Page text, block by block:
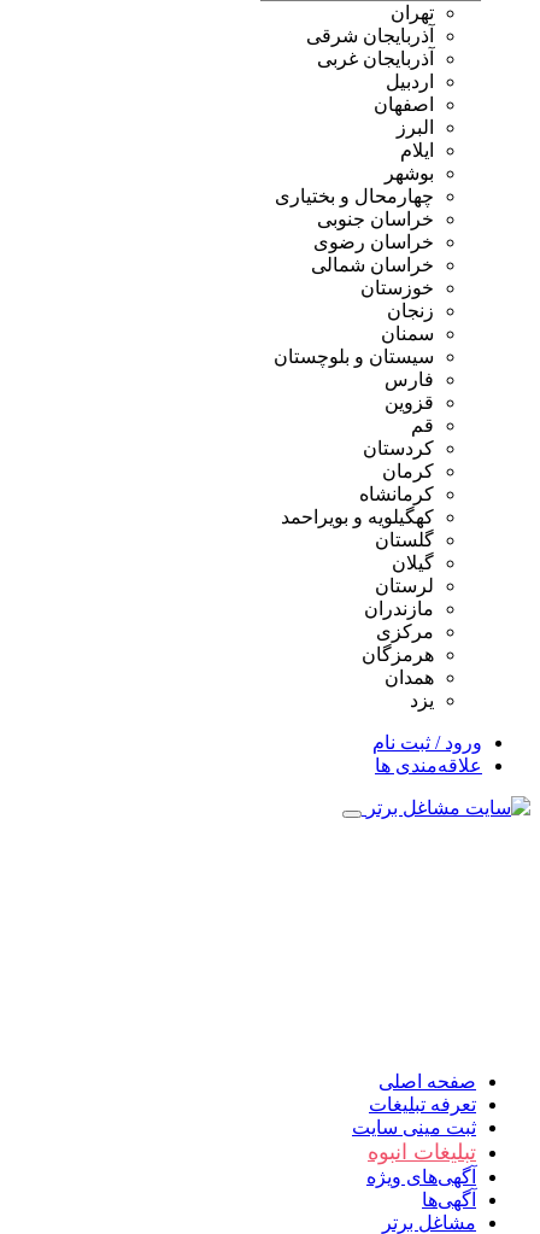
تهران
آذربایجان شرقی
آذربایجان غربی
اردبیل
اصفهان
البرز
ایلام
بوشهر
چهارمحال و بختیاری
خراسان جنوبی
خراسان رضوی
خراسان شمالی
خوزستان
زنجان
سمنان
سیستان و بلوچستان
فارس
قزوین
قم
کردستان
کرمان
کرمانشاه
کهگیلویه و بویراحمد
گلستان
گیلان
لرستان
مازندران
مرکزی
هرمزگان
همدان
یزد
ورود / ثبت نام
علاقه‌مندی ها
صفحه اصلی
تعرفه تبلیغات
ثبت مینی سایت
تبلیغات انبوه
آگهی‌های ویژه
آگهی‌ها
مشاغل برتر